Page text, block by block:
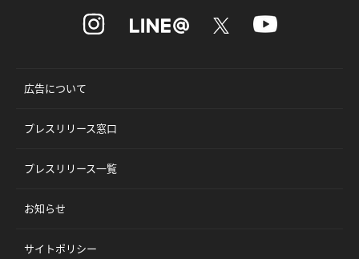
広告について
プレスリリース窓口
プレスリリース一覧
お知らせ
サイトポリシー